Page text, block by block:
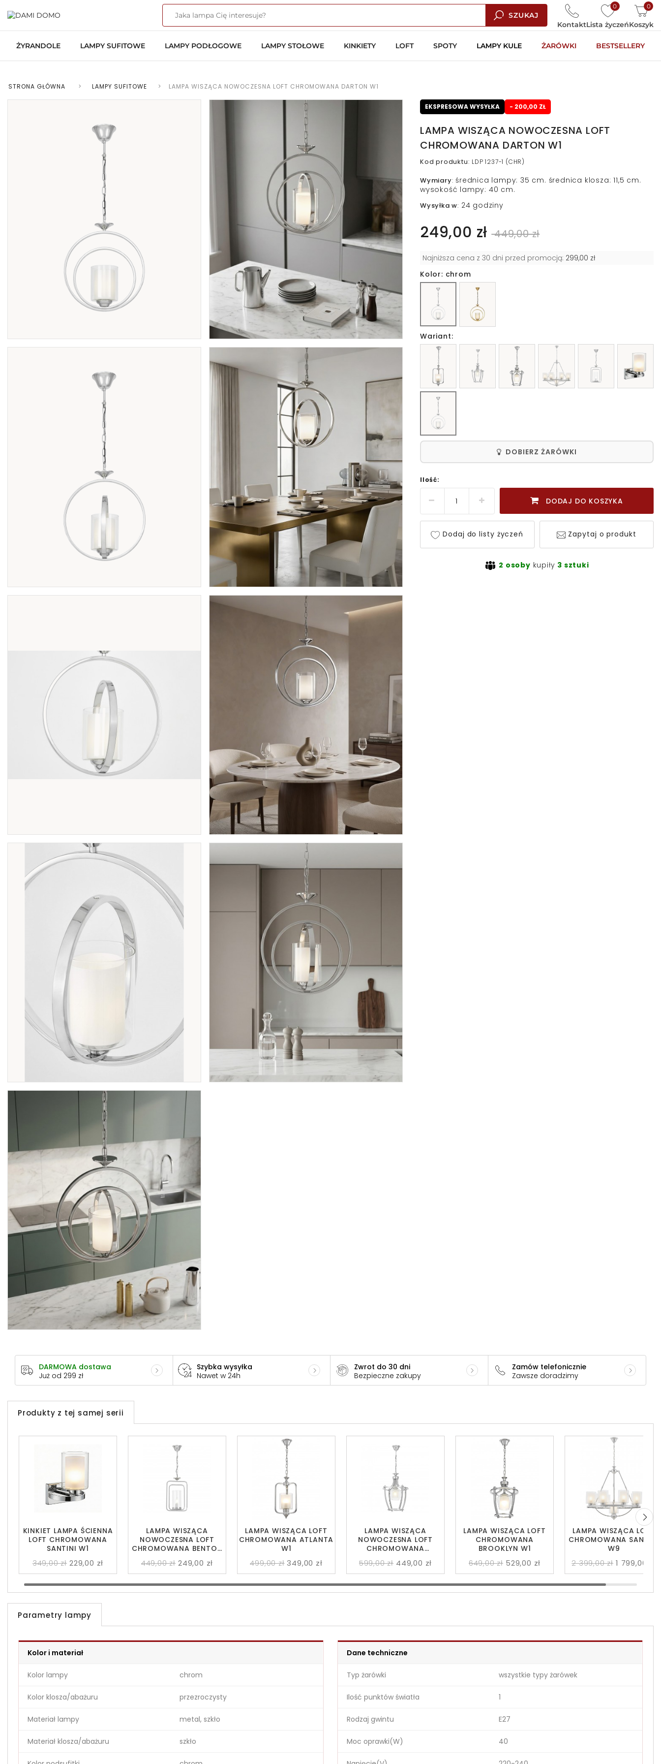
SZUKAJ
0
Lista życzeń
0
Koszyk
Kontakt
ŻYRANDOLE LAMPY SUFITOWE LAMPY PODŁOGOWE LAMPY STOŁOWE KINKIETY LOFT SPOTY LAMPY KULE ŻARÓWKI BESTSELLERY
STRONA GŁÓWNA > LAMPY SUFITOWE > LAMPA WISZĄCA NOWOCZESNA LOFT CHROMOWANA DARTON W1
EKSPRESOWA WYSYŁKA - 200,00 ZŁ
LAMPA WISZĄCA NOWOCZESNA LOFT
CHROMOWANA DARTON W1
Kod produktu: LDP 1237-1 (CHR)
Wymiary: średnica lampy: 35 cm. średnica klosza: 11,5 cm.
wysokość lampy: 40 cm.
Wysyłka w: 24 godziny
249,00 zł 449,00 zł
Najniższa cena z 30 dni przed promocją: 299,00 zł
Kolor: chrom
Wariant:
DOBIERZ ŻARÓWKI
Ilość:
DODAJ DO KOSZYKA
Dodaj do listy życzeń Zapytaj o produkt
2 osoby kupiły 3 sztuki
DARMOWA dostawa
Już od 299 zł
Szybka wysyłka
Nawet w 24h
Zwrot do 30 dni
Bezpieczne zakupy
Zamów telefonicznie
Zawsze doradzimy
Produkty z tej samej serii
LAMPA WISZĄCA
NOWOCZESNA LOFT
CHROMOWANA BENTON
449,00 zł 249,00 zł
LAMPA WISZĄCA
NOWOCZESNA LOFT
CHROMOWANA
599,00 zł 449,00 zł
LAMPA WISZĄCA LOFT
CHROMOWANA
BROOKLYN W1
649,00 zł 529,00 zł
LAMPA WISZĄCA LOFT
CHROMOWANA SANTINI
W9
2 399,00 zł 1 799,00 zł
LAMPA WISZĄCA LOFT
CHROMOWANA ATLANTA
W1
499,00 zł 349,00 zł
KINKIET LAMPA ŚCIENNA
LOFT CHROMOWANA
SANTINI W1
349,00 zł 229,00 zł
Parametry lampy
Kolor i materiał
Kolor lampy chrom
Kolor klosza/abażuru przezroczysty
Materiał lampy metal, szkło
Materiał klosza/abażuru szkło
Dane techniczne
Typ żarówki wszystkie typy żarówek
Ilość punktów światła 1
Rodzaj gwintu E27
Moc oprawki(W) 40